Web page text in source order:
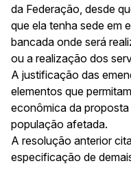
da Federação, desde
que ela tenha sede em
bancada onde será
ou a realização dos
A justificação das
elementos que
econômica da
população afetada.
A resolução anterior
especificação de